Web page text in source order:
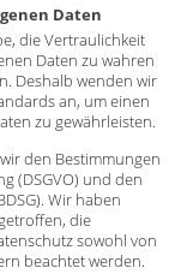
Daten
die Vertraulichkeit
Daten zu wahren
Deshalb wenden wir
an, um einen
zu gewährleisten.
den Bestimmungen
(DSGVO) und den
Wir haben
die
sowohl von
beachtet werden.